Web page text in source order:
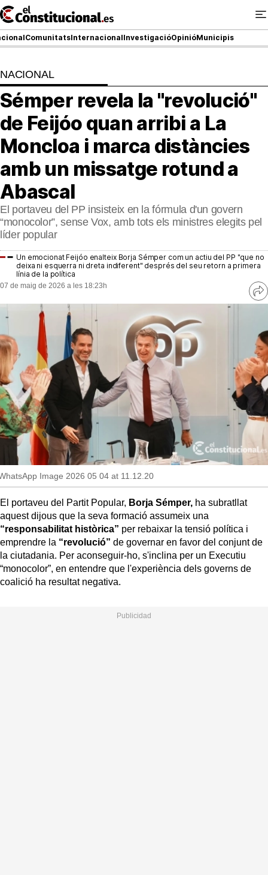
Ir
al
contenido
ComunitatsInternacionalInvestigacióOpinióMunicipis
NACIONAL
COMUNITATS
ElConstitucional TV
MésQueTele
ElConstitucional +
MésQueEstil
MésQueSuccessos
JudiciExprés
INVESTIGACIÓ
INTERNACIONAL
OPINIÓ
MUNICIPIS
NACIONAL
Sémper revela la "revolució"
de Feijóo quan arribi a La
Moncloa i marca distàncies
amb un missatge rotund a
Abascal
El portaveu del PP insisteix en la fórmula d'un govern
“monocolor”, sense Vox, amb tots els ministres elegits pel
líder popular
Un emocionat Feijóo enalteix Borja Sémper com un actiu del PP "que no
deixa ni esquerra ni dreta indiferent" després del seu retorn a primera
línia de la política
07 de maig de 2026 a les 18:23h
Image 2026 05 04 at 11.12.20
El portaveu del Partit Popular, Borja Sémper, ha subratllat
aquest dijous que la seva formació assumeix una
“responsabilitat històrica” per rebaixar la tensió política i
emprendre la “revolució” de governar en favor del conjunt de
la ciutadania. Per aconseguir-ho, s'inclina per un Executiu
“monocolor”, en entendre que l'experiència dels governs de
coalició ha resultat negativa.